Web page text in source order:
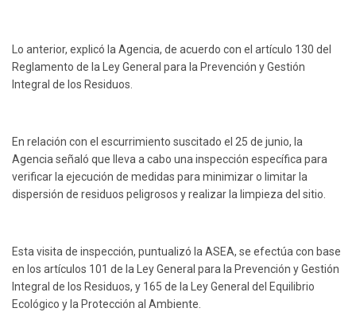
Lo anterior, explicó la Agencia, de acuerdo con el artículo 130 del
Reglamento de la Ley General para la Prevención y Gestión
Integral de los Residuos.
En relación con el escurrimiento suscitado el 25 de junio, la
Agencia señaló que lleva a cabo una inspección específica para
verificar la ejecución de medidas para minimizar o limitar la
dispersión de residuos peligrosos y realizar la limpieza del sitio.
Esta visita de inspección, puntualizó la ASEA, se efectúa con base
en los artículos 101 de la Ley General para la Prevención y Gestión
Integral de los Residuos, y 165 de la Ley General del Equilibrio
Ecológico y la Protección al Ambiente.